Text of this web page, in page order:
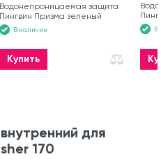
Водонепроницаемая защита
Пингвин Призма зеленый
В наличии
Купить
В
для
170